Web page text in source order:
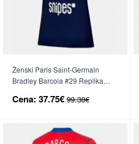
Ženski Paris Saint-Germain
Bradley Barcola #29 Replika
26 Kratek Rokav
Cena: 37.75€ 99.38€